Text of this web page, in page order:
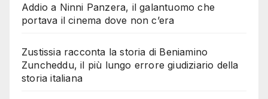
Addio a Ninni Panzera, il galantuomo che
portava il cinema dove non c’era
Zustissia racconta la storia di Beniamino
Zuncheddu, il più lungo errore giudiziario della
storia italiana